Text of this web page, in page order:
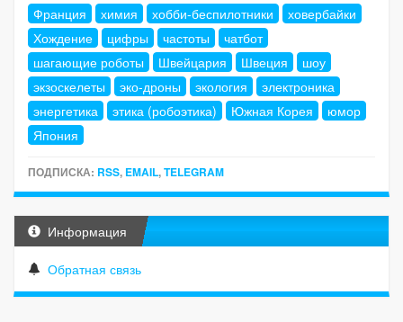
Франция
химия хобби-беспилотники
ховербайки
Хождение
цифры частоты
чатбот
шагающие роботы
Швейцария Швеция
шоу
экзоскелеты
эко-дроны экология
электроника
энергетика
этика (робоэтика) Южная Корея
юмор
Япония
ПОДПИСКА: RSS, EMAIL,TELEGRAM
Информация
Обратная связь